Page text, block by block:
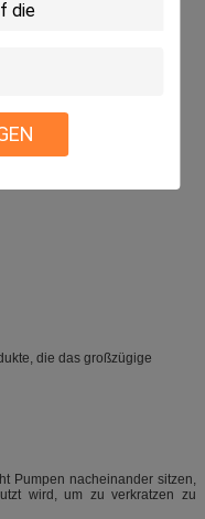
die das großzügige
Pumpen nacheinander sitzen,
wird, um zu verkratzen zu